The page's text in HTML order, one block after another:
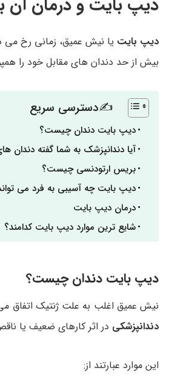
دیپ بایت و درمان آن
دیپ بایت یا نیش عمیق، زمانی رخ می
بیش از حد دندان های مقابل خود را
✍دسترسی سریع
دیپ بایت دندان چیست؟
آیا دندانپزشک به شما گفته دندان
بریس ارتودنسی چیست؟
دیپ بایت چه آسیبی به فرد می
درمان دیپ بایت
شایع ترین موارد دیپ بایت کدامند؟
دیپ بایت دندان چیست؟
نیش عمیق اغلب به علت ژنتیک اتفاق
دندانپزشکی در اثر کارهای ضعیف یا
این موارد عبارتند از: